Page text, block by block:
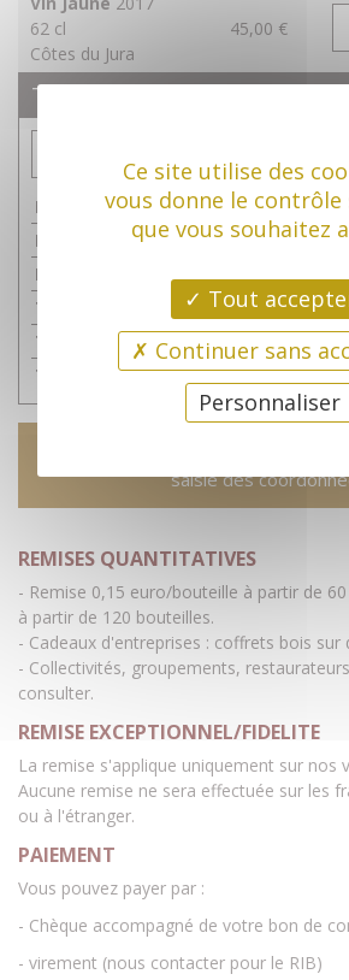
62 cl
Côtes du Jura
45,00 €
REMISES QUANTITATIVES
- Remise 0,15 euro/bouteille à partir de
à partir de 120 bouteilles.
- Cadeaux d'entreprises : coffrets bois sur
- Collectivités, groupements,
consulter.
REMISE EXCEPTIONNEL/FIDELITE
La remise s'applique uniquement sur nos
Aucune remise ne sera effectuée sur les
ou à l'étranger.
PAIEMENT
Vous pouvez payer par :
- Chèque accompagné de votre bon de
- virement (nous contacter pour le RIB)
Total
Nombre de bouteilles
Frais de port *
Remise quantité
Total HT
TVA
Total TTC
saisie des
Ce site utilise des
vous donne le contrôle
que vous souhaitez
Tout
Continuer sans
Personnaliser